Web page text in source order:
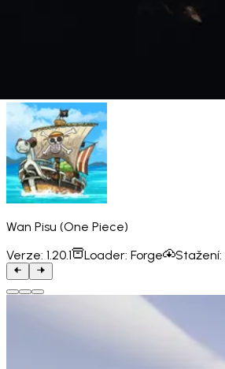
Wan Pisu (One Piece)
Verze: 1.20.1 Loader: Forge Stažení: